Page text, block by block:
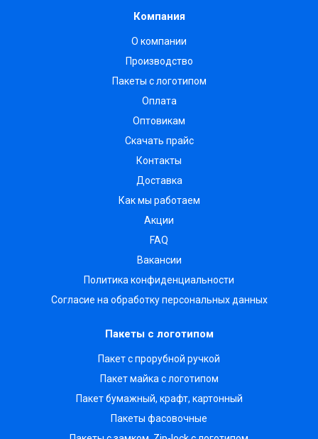
Компания
О компании
Производство
Пакеты с логотипом
Оплата
Оптовикам
Скачать прайс
Контакты
Доставка
Как мы работаем
Акции
FAQ
Вакансии
Политика конфиденциальности
Согласие на обработку персональных данных
Пакеты с логотипом
Пакет с прорубной ручкой
Пакет майка с логотипом
Пакет бумажный, крафт, картонный
Пакеты фасовочные